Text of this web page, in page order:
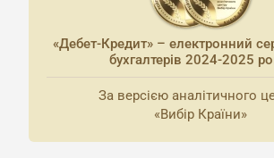
«Дебет-Кредит» – електронний
бухгалтерів 2024-2025
За версією аналітичного
«Вибір Країни»